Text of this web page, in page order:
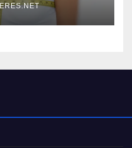
en la
mujeres